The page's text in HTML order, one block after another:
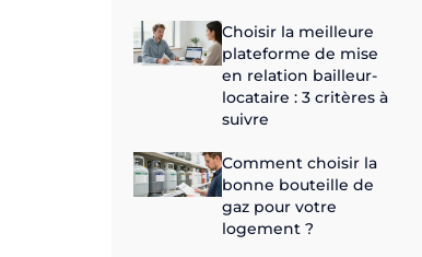
Choisir la meilleure
plateforme de mise
en relation bailleur-
locataire : 3 critères à
suivre
Comment choisir la
bonne bouteille de
gaz pour votre
logement ?